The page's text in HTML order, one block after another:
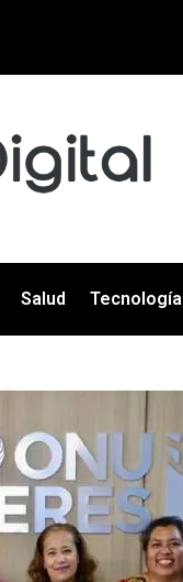
Salud Tecnología